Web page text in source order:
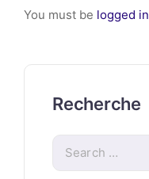
You must be logged in
Recherche